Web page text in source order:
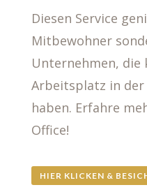
Diesen Service
Mitbewohner
Unternehmen, die
Arbeitsplatz in der
haben. Erfahre
Office!
HIER KLICKEN &